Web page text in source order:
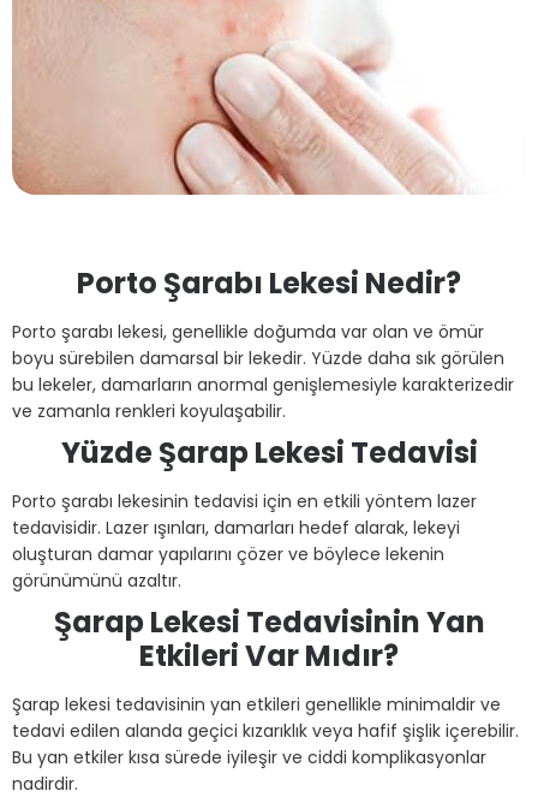
Porto Şarabı Lekesi Nedir?
Porto şarabı lekesi, genellikle doğumda var olan ve ömür
boyu sürebilen damarsal bir lekedir. Yüzde daha sık görülen
bu lekeler, damarların anormal genişlemesiyle karakterizedir
ve zamanla renkleri koyulaşabilir.
Yüzde Şarap Lekesi Tedavisi
Porto şarabı lekesinin tedavisi için en etkili yöntem lazer
tedavisidir. Lazer ışınları, damarları hedef alarak, lekeyi
oluşturan damar yapılarını çözer ve böylece lekenin
görünümünü azaltır.
Şarap Lekesi Tedavisinin Yan
Etkileri Var Mıdır?
Şarap lekesi tedavisinin yan etkileri genellikle minimaldir ve
tedavi edilen alanda geçici kızarıklık veya hafif şişlik içerebilir.
Bu yan etkiler kısa sürede iyileşir ve ciddi komplikasyonlar
nadirdir.